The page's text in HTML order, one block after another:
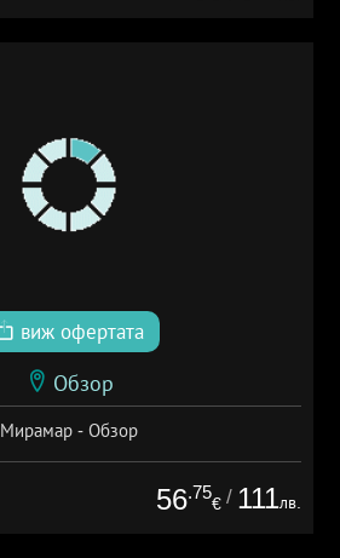
виж офертата
Обзор
Мирамар - Обзор
56.75
€ / 111лв.